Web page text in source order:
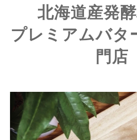
北海道産発
プレミアムバタ
門店